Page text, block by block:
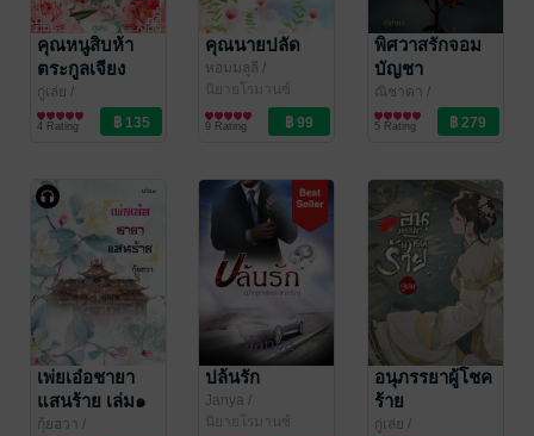
คุณหนูสิบห้า
ตระกูลเจียง
กู่เล่ย /
Rosequartz_writer
นิยายรักจีนโบราณ
4 Rating
คุณนายปลัด
หอมมลุลี /
Rosequartz_writer
นิยายโรมานซ์
9 Rating
พิศวาสรักจอม
บัญชา
ณิชาดา /
Rosequartz_writer
นิยายโรมานซ์
5 Rating
เพ่ยเอ๋อชายา
แสนร้าย เล่ม๑
(หนังสือเสียง)
กุ้ยฮวา /
ปล้นรัก
Janya /
Rosequartz_writer
นิยายโรมานซ์
อนุภรรยาผู้โชค
ร้าย
กู่เล่ย /